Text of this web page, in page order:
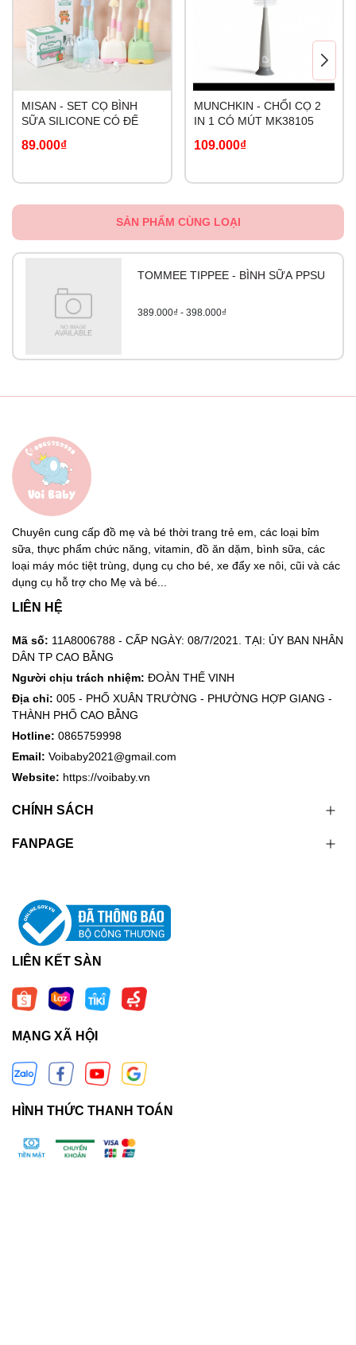
MISAN - SET CỌ BÌNH
SỮA SILICONE CÓ ĐẾ
89.000₫
MUNCHKIN - CHỔI CỌ 2
IN 1 CÓ MÚT MK38105
109.000₫
SẢN PHẨM CÙNG LOẠI
TOMMEE TIPPEE - BÌNH SỮA PPSU
389.000₫ - 398.000₫
Chuyên cung cấp đồ mẹ và bé thời trang trẻ em, các loại bỉm
sữa, thực phẩm chức năng, vitamin, đồ ăn dặm, bình sữa, các
loại máy móc tiệt trùng, dụng cụ cho bé, xe đẩy xe nôi, cũi và các
dụng cụ hỗ trợ cho Mẹ và bé...
LIÊN HỆ
Mã số: 11A8006788 - CẤP NGÀY: 08/7/2021. TẠI: ỦY BAN NHÂN
DÂN TP CAO BẰNG
Người chịu trách nhiệm: ĐOÀN THẾ VINH
Địa chỉ: 005 - PHỐ XUÂN TRƯỜNG - PHƯỜNG HỢP GIANG -
THÀNH PHỐ CAO BẰNG
Hotline: 0865759998
Email: Voibaby2021@gmail.com
Website: https://voibaby.vn
CHÍNH SÁCH
FANPAGE
LIÊN KẾT SÀN
MẠNG XÃ HỘI
HÌNH THỨC THANH TOÁN